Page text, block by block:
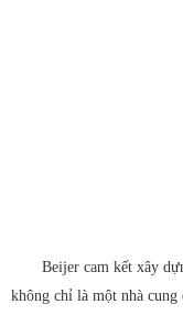
Beijer cam kết xây
không chỉ là một nhà cung